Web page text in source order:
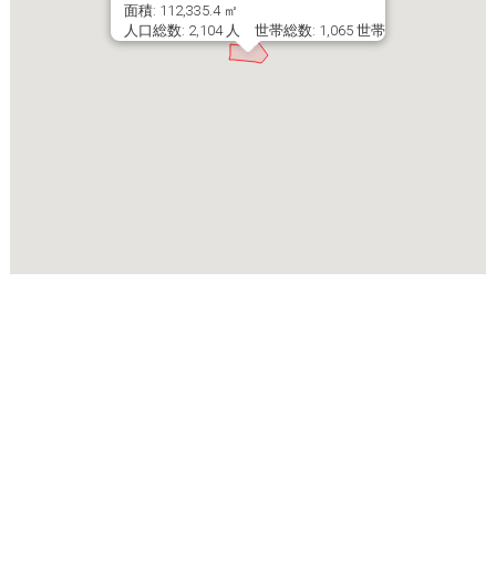
面積: 112,335.4 ㎡
人口総数: 2,104 人 世帯総数: 1,065 世帯